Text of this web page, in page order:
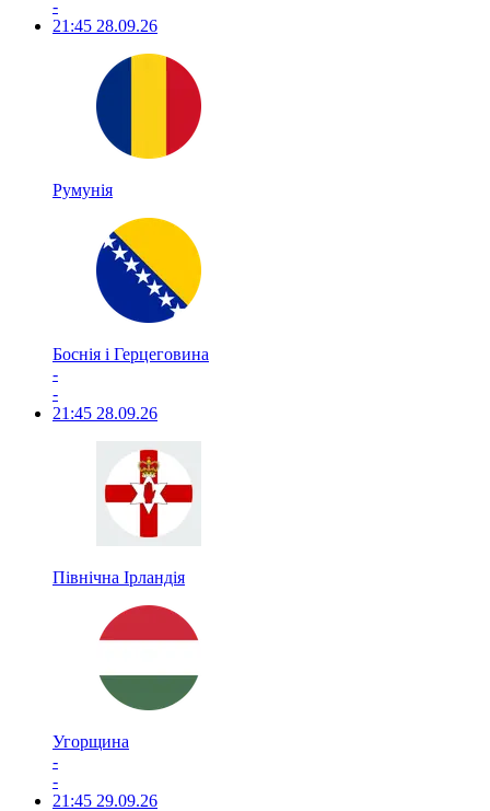
-
21:45 28.09.26
Румунія
Боснія і Герцеговина
-
-
21:45 28.09.26
Північна Ірландія
Угорщина
-
-
21:45 29.09.26